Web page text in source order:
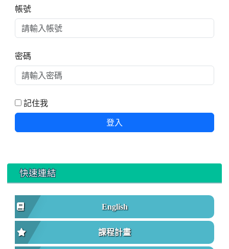
帳號
密碼
記住我
登入
快速連結
English
課程計畫